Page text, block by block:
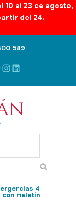
10 al 23 de agosto,
del 24.
589
Instagram
LinkedIn
4
con maletín